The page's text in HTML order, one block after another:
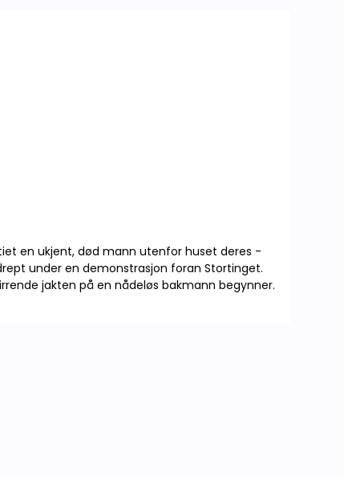
en ukjent, død mann utenfor huset deres -
under en demonstrasjon foran Stortinget.
jakten på en nådeløs bakmann begynner.